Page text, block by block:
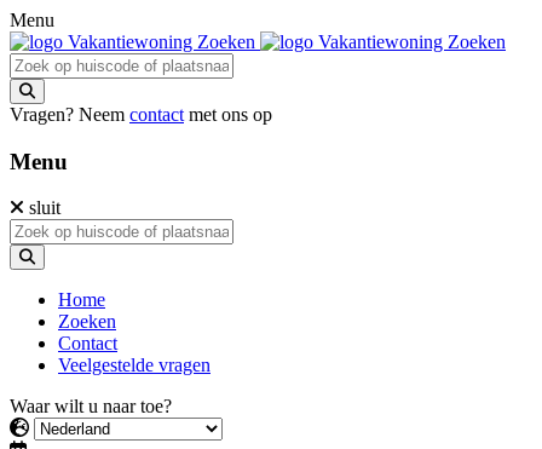
Menu
Vragen? Neem contact met ons op
Menu
sluit
Home
Zoeken
Contact
Veelgestelde vragen
Waar wilt u naar toe?